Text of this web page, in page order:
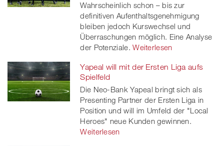
Wahrscheinlich schon – bis zur
definitiven Aufenthaltsgenehmigung
bleiben jedoch Kurswechsel und
Überraschungen möglich. Eine Analyse
der Potenziale. Weiterlesen
Yapeal will mit der Ersten Liga aufs
Spielfeld
Die Neo-Bank Yapeal bringt sich als
Presenting Partner der Ersten Liga in
Position und will im Umfeld der "Local
Heroes" neue Kunden gewinnen.
Weiterlesen